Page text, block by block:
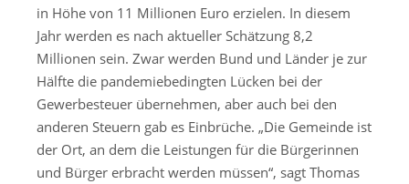
in Höhe von 11 Millionen Euro erzielen. In diesem
Jahr werden es nach aktueller Schätzung 8,2
Millionen sein. Zwar werden Bund und Länder je zur
Hälfte die pandemiebedingten Lücken bei der
Gewerbesteuer übernehmen, aber auch bei den
anderen Steuern gab es Einbrüche. „Die Gemeinde ist
der Ort, an dem die Leistungen für die Bürgerinnen
und Bürger erbracht werden müssen“, sagt Thomas